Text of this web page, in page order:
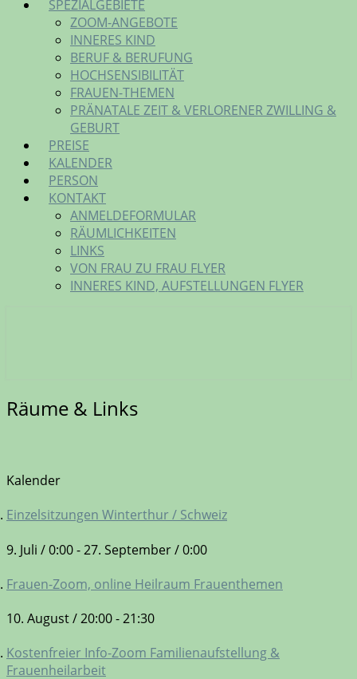
SPEZIALGEBIETE
ZOOM-ANGEBOTE
INNERES KIND
BERUF & BERUFUNG
HOCHSENSIBILITÄT
FRAUEN-THEMEN
PRÄNATALE ZEIT & VERLORENER ZWILLING &
GEBURT
PREISE
KALENDER
PERSON
KONTAKT
ANMELDEFORMULAR
RÄUMLICHKEITEN
LINKS
VON FRAU ZU FRAU FLYER
INNERES KIND, AUFSTELLUNGEN FLYER
Räume
&Räume & Links
Kalender
Einzelsitzungen Winterthur / Schweiz
9. Juli / 0:00-27. September / 0:00
Frauen-Zoom, online Heilraum Frauenthemen
10. August / 20:00-21:30
Kostenfreier Info-Zoom Familienaufstellung &
Frauenheilarbeit